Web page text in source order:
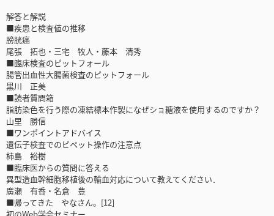
解答と解説
■疾患と検査値の推移
膀胱癌
尾張 拓也・三宅 牧人・藤本 清秀
■臨床検査のピットフォール
腸管出血性大腸菌検査のピットフォール
黒川 正美
■読者質問箱
脂肪染色を行う際の凍結標本作製になぜショ糖液を使用するのですか？
山里 勝信
■ワンポイントアドバイス
遺伝子検査でのピペット操作の注意点
柿島 裕樹
■臨床医からの質問に答える
異型造血幹細胞移植後の輸血対応について教えてください．
廣瀬 有香・名倉 豊
■帰ってきた やなさん。[12]